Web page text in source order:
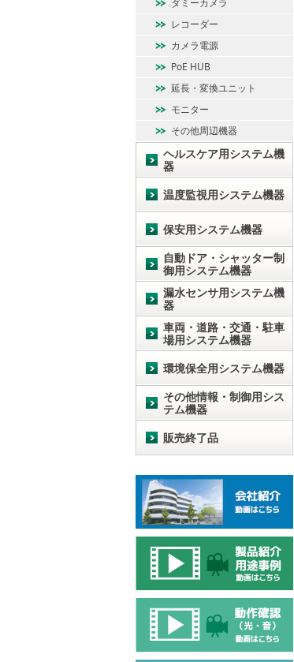
ダミーカメラ
レコーダー
カメラ電源
PoE HUB
延長・変換ユニット
モニター
その他周辺機器
ヘルスケア用システム機
器
温度監視用システム機器
保安用システム機器
自動ドア・シャッター制
御用システム機器
漏水センサ用システム機
器
車両・道路・交通・駐車
場用システム機器
環境保全用システム機器
その他情報・制御用シス
テム機器
販売終了品